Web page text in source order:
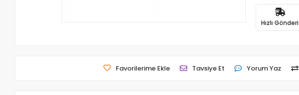
Hızlı Gönderi
Favorilerime Ekle Tavsiye Et Yorum Yaz